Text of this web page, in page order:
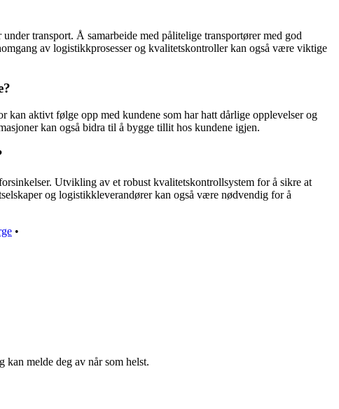
transport. Å samarbeide med pålitelige transportører med god
av logistikkprosesser og kvalitetskontroller kan også være viktige
aktivt følge opp med kundene som har hatt dårlige opplevelser og
kan også bidra til å bygge tillit hos kundene igjen.
Utvikling av et robust kvalitetskontrollsystem for å sikre at
og logistikkleverandører kan også være nødvendig for å
•
melde deg av når som helst.